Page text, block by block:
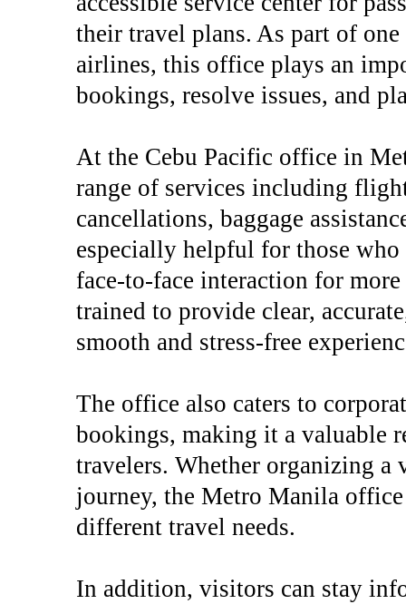
their travel plans. As part of
airlines, this office plays an
bookings, resolve issues, and
At the Cebu Pacific office in
range of services including
cancellations, baggage
especially helpful for those
face-to-face interaction for
trained to provide clear,
smooth and stress-free
The office also caters to
bookings, making it a valuable
travelers. Whether organizing a
journey, the Metro Manila
different travel needs.
In addition, visitors can stay